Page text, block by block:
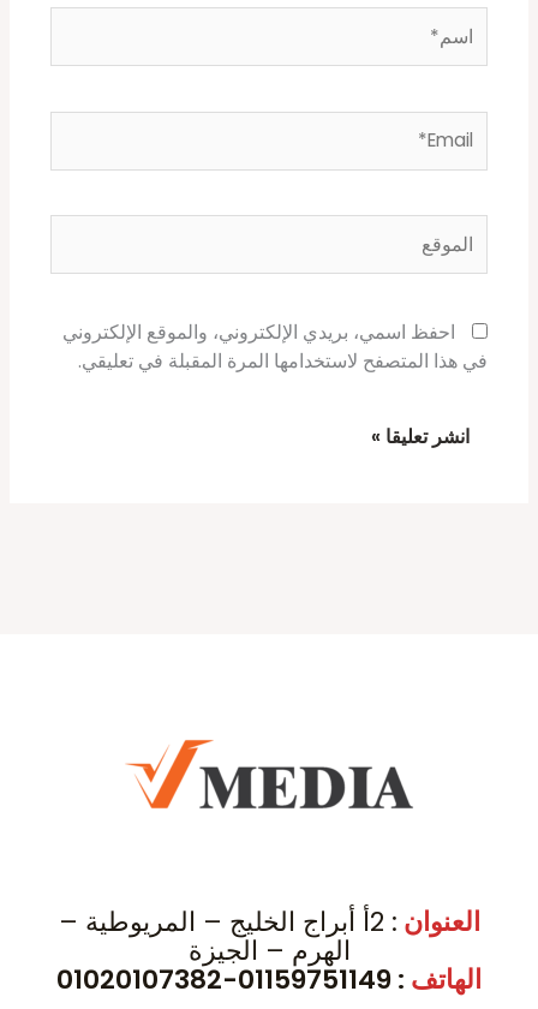
احفظ اسمي، بريدي الإلكتروني، والموقع الإلكتروني
في هذا المتصفح لاستخدامها المرة المقبلة في تعليقي.
العنوان : 2أ أبراج الخليج – المريوطية –
الهرم – الجيزة
الهاتف : 01159751149-01020107382